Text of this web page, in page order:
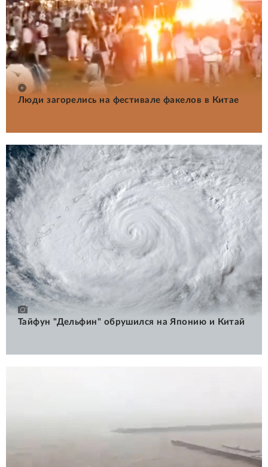
Люди загорелись на фестивале факелов в Китае
Тайфун "Дельфин" обрушился на Японию и Китай